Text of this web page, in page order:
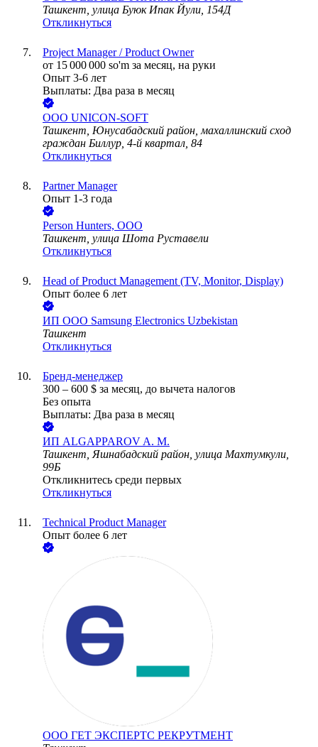
Ташкент, улица Буюк Ипак Йули, 154Д
Откликнуться
Project Manager / Product Owner
от 15 000 000 so'm за месяц, на руки
Опыт 3-6 лет
Выплаты: Два раза в месяц
ООО UNICON-SOFT
Ташкент, Юнусабадский район, махаллинский сход
граждан Биллур, 4-й квартал, 84
Откликнуться
Partner Manager
Опыт 1-3 года
Person Hunters, ООО
Ташкент, улица Шота Руставели
Откликнуться
Head of Product Management (TV, Monitor, Display)
Опыт более 6 лет
ИП ООО Samsung Electronics Uzbekistan
Ташкент
Откликнуться
Бренд-менеджер
300 – 600 $ за месяц, до вычета налогов
Без опыта
Выплаты: Два раза в месяц
ИП ALGAPPAROV A. M.
Ташкент, Яшнабадский район, улица Махтумкули,
99Б
Откликнитесь среди первых
Откликнуться
Technical Product Manager
Опыт более 6 лет
ООО ГЕТ ЭКСПЕРТС РЕКРУТМЕНТ